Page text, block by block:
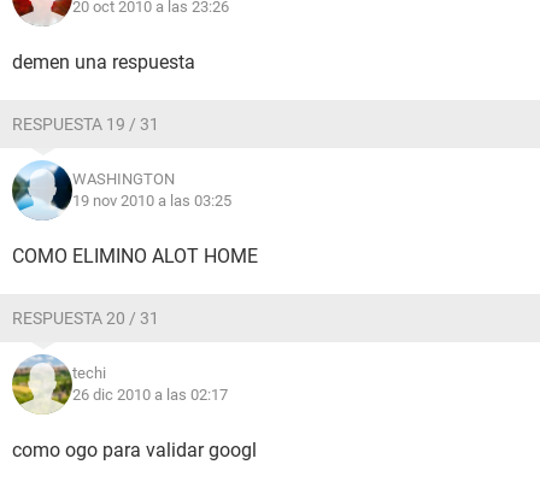
20 oct 2010 a las 23:26
demen una respuesta
RESPUESTA 19 / 31
WASHINGTON
19 nov 2010 a las 03:25
COMO ELIMINO ALOT HOME
RESPUESTA 20 / 31
techi
26 dic 2010 a las 02:17
como ogo para validar googl